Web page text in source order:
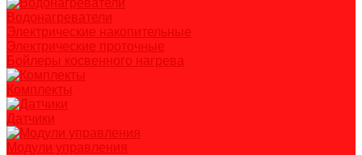
Водонагреватели
Электрические накопительные
Электрические проточные
Бойлеры косвенного нагрева
Комплекты
Датчики
Модули управления